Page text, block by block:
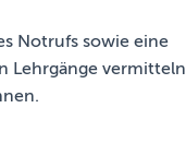
Notrufs sowie eine
Lehrgänge vermitteln